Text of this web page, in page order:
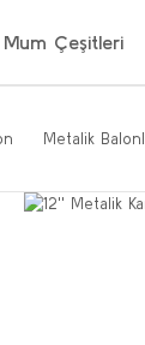
Mum Çeşitleri
Metalik